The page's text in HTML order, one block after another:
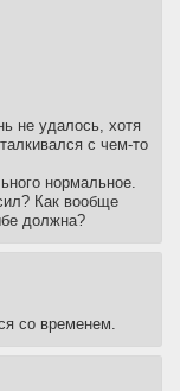
установка
воды будет
знания
то СО2 тебе не
изучать
не удалось, хотя
с чем-то
нормальное.
Как вообще
должна?
со временем.